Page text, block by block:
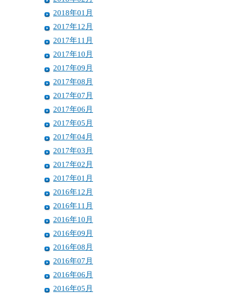
2018年01月
2017年12月
2017年11月
2017年10月
2017年09月
2017年08月
2017年07月
2017年06月
2017年05月
2017年04月
2017年03月
2017年02月
2017年01月
2016年12月
2016年11月
2016年10月
2016年09月
2016年08月
2016年07月
2016年06月
2016年05月